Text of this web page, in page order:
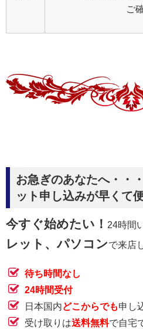
ご
お急ぎのあなたへ・・
ット申し込みが早くて
今すぐ始めたい！ 24時間
レット、パソコンで来店
待ち時間なし
24時間受付
日本国内どこからでも申し
受け取りは送料無料で自宅